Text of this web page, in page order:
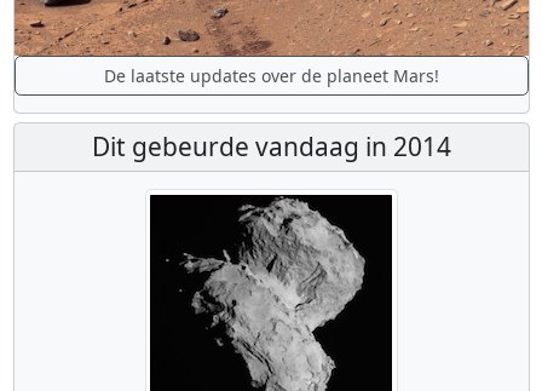
De laatste updates over de planeet Mars!
Dit gebeurde vandaag in 2014